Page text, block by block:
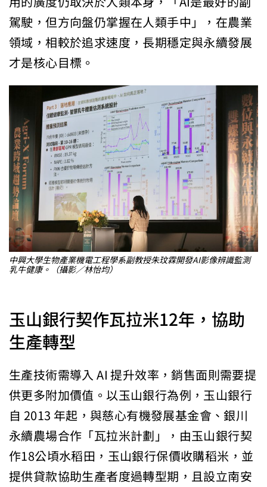
駕駛，但方向盤仍掌握在人類手中」，在農業
領域，相較於追求速度，長期穩定與永續發展
才是核心目標。
中興大學生物產業機電工程學系副教授朱玟霖開發AI影像辨識監測
乳牛健康。（攝影／林怡均）
玉山銀行契作瓦拉米12年，協助
生產轉型
生產技術需導入 AI 提升效率，銷售面則需要提
供更多附加價值。以玉山銀行為例，玉山銀行
自 2013 年起，與慈心有機發展基金會、銀川
永續農場合作「瓦拉米計劃」，由玉山銀行契
作18公頃水稻田，玉山銀行保價收購稻米，並
提供貸款協助生產者度過轉型期，且設立南安